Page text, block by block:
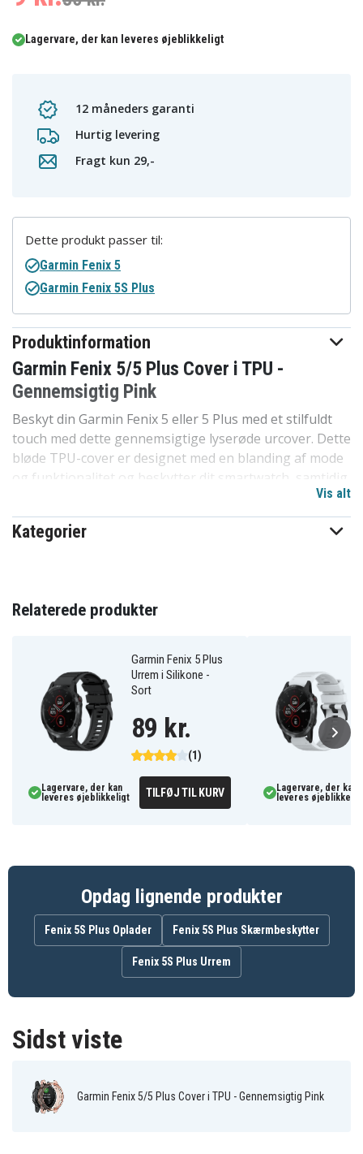
Lagervare, der kan leveres øjeblikkeligt
12 måneders garanti
Hurtig levering
Fragt kun 29,-
Produktinformation
Garmin Fenix ​​5/5 Plus Cover i TPU -
Gennemsigtig Pink
Beskyt din Garmin Fenix ​​5 eller 5 Plus med et stilfuldt
touch med dette gennemsigtige lyserøde urcover. Dette
bløde TPU-cover er designet med en blanding af mode
og funktionalitet og beskytter dit smartwatch, samtidig
Specifikationer:
Plus
680700779A
Produkttype
Farve Rosa
Plastik
Vis alt
Kategorier
Dette produkt passer til:
Garmin Fenix 5
Garmin Fenix 5S Plus
Relaterede produkter
Garmin Fenix 5 Plus
Urrem i Silikone -
Sort
(1)
89 kr.
Lagervare, der kan
leveres øjeblikkeligt
TILFØJ TIL KURV
Lagervare, der kan
leveres
Opdag lignende produkter
Fenix 5S Plus Oplader Fenix 5S Plus Skærmbeskytter
Fenix 5S Plus Urrem
Sidst viste
Garmin Fenix ​​5/5 Plus Cover i TPU - Gennemsigtig Pink